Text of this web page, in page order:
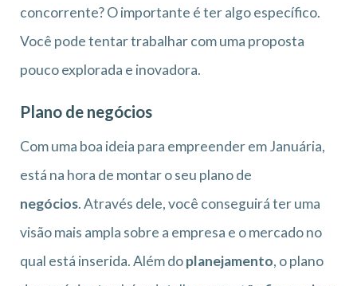
concorrente? O importante é ter algo específico.
Você pode tentar trabalhar com uma proposta
pouco explorada e inovadora.
Plano de negócios
Com uma boa ideia para empreender em Januária,
está na hora de montar o seu plano de
negócios. Através dele, você conseguirá ter uma
visão mais ampla sobre a empresa e o mercado no
qual está inserida. Além doplanejamento, o plano